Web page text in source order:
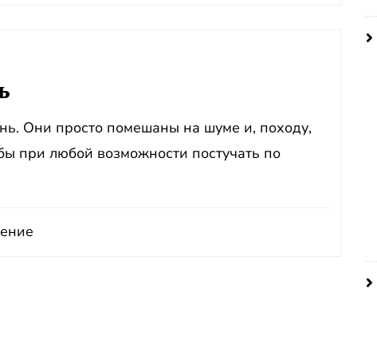
Они просто помешаны на шуме и, походу,
при любой возможности постучать по